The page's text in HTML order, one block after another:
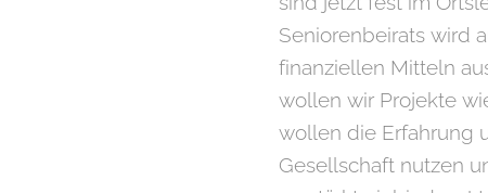
Seniorenbeirats wird
finanziellen Mitteln
wollen wir Projekte
wollen die Erfahrung
Gesellschaft nutzen